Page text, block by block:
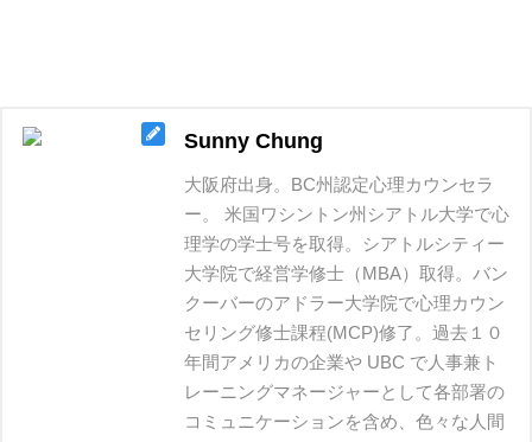
Sunny Chung
大阪府出身。BC州認定心理カウンセラ
ー。 米国ワシントン州シアトル大学で心
理学の学士号を取得。シアトルシティー
大学院で経営学修士（MBA）取‬得。バン
クーバーのアドラー大学院で心理カウン
セリング修士課程(MCP)修了。過去１０
年間アメリカの企業や UBC で人事兼ト
レーニングマネージャーとして各部署の
コミュニケーションを含め、色々‬な人間